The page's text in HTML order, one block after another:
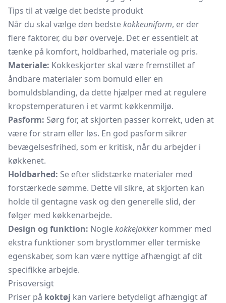
Tips til at vælge det bedste produkt
Når du skal vælge den bedstekokkeuniform, er der
flere faktorer, du bør overveje. Det er essentielt at
tænke på komfort, holdbarhed, materiale og pris.
Materiale: Kokkeskjorter skal være fremstillet af
åndbare materialer som bomuld eller en
bomuldsblanding, da dette hjælper med at regulere
kropstemperaturen i et varmt køkkenmiljø.
Pasform: Sørg for, at skjorten passer korrekt, uden at
være for stram eller løs. En god pasform sikrer
bevægelsesfrihed, som er kritisk, når du arbejder i
køkkenet.
Holdbarhed: Se efter slidstærke materialer med
forstærkede sømme. Dette vil sikre, at skjorten kan
holde til gentagne vask og den generelle slid, der
følger med køkkenarbejde.
Design og funktion: Noglekokkejakkerkommer med
ekstra funktioner som brystlommer eller termiske
egenskaber, som kan være nyttige afhængigt af dit
specifikke arbejde.
Prisoversigt
Priser på koktøj kan variere betydeligt afhængigt af